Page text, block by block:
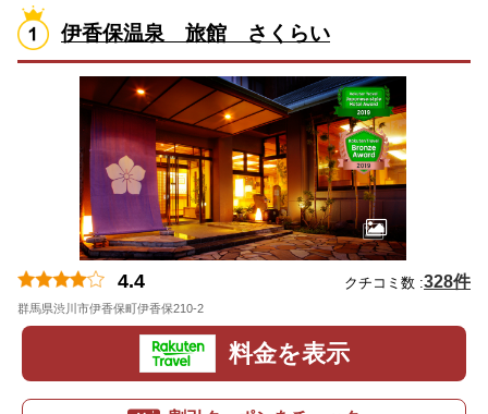
伊香保温泉 旅館 さくらい
4.4 クチコミ数 :328件
群馬県渋川市伊香保町伊香保210-2
料金を表示